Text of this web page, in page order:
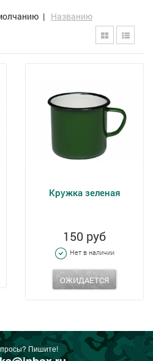
| Названию
Кружка зеленая
150 руб
Нет в наличии
ОЖИДАЕТСЯ
Пишите!